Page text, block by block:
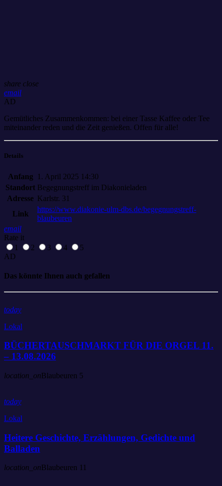
share close
email
AD
Gemütliches Zusammenkommen: bei einer Tasse Kaffee oder Tee
miteinander reden und die Zeit genießen. Offen für alle!
Details
Anfang
1. April 2025 14:30
Standort Begegnungstreff im Diakonieladen
Adresse Karlstr. 31
Link
https://www.diakonie-ulm-dbs.de/begegnungstreff-
blaubeuren
email
Rate it
1
2 3 4
5
AD
Das könnte Ihnen auch gefallen
today
Lokal
BÜCHERTAUSCHMARKT FÜR DIE ORGEL 11.
– 13.08.2026
location_onBlaubeuren 5
today
Lokal
Heitere Geschichte, Erzählungen, Gedichte und
Balladen
location_on Blaubeuren 11